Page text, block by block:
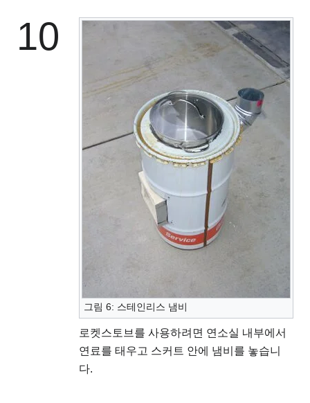
10
그림 6: 스테인리스 냄비
로켓스토브를 사용하려면 연소실 내부에서
연료를 태우고 스커트 안에 냄비를 놓습니
다.